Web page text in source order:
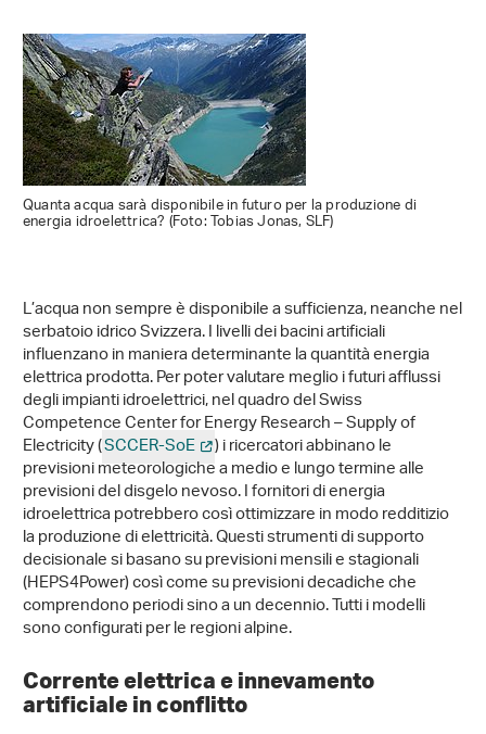
Quanta acqua sarà disponibile in futuro per la produzione di
energia idroelettrica? (Foto: Tobias Jonas, SLF)
L’acqua non sempre è disponibile a sufficienza, neanche nel
serbatoio idrico Svizzera. I livelli dei bacini artificiali
influenzano in maniera determinante la quantità energia
elettrica prodotta. Per poter valutare meglio i futuri afflussi
degli impianti idroelettrici, nel quadro del Swiss
Competence Center for Energy Research – Supply of
Electricity (SCCER-SoE ) i ricercatori abbinano le
previsioni meteorologiche a medio e lungo termine alle
previsioni del disgelo nevoso. I fornitori di energia
idroelettrica potrebbero così ottimizzare in modo redditizio
la produzione di elettricità. Questi strumenti di supporto
decisionale si basano su previsioni mensili e stagionali
(HEPS4Power) così come su previsioni decadiche che
comprendono periodi sino a un decennio. Tutti i modelli
sono configurati per le regioni alpine.
Corrente elettrica e innevamento
artificiale in conflitto